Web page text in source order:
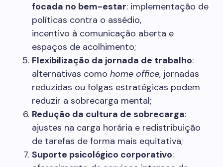
focada no bem-estar: implementação de
políticas contra o assédio,
incentivo à comunicação aberta e
espaços de acolhimento;
Flexibilização da jornada de trabalho:
alternativas como home office, jornadas
reduzidas ou folgas estratégicas podem
reduzir a sobrecarga mental;
Redução da cultura de sobrecarga:
ajustes na carga horária e redistribuição
de tarefas de forma mais equitativa;
Suporte psicológico corporativo: